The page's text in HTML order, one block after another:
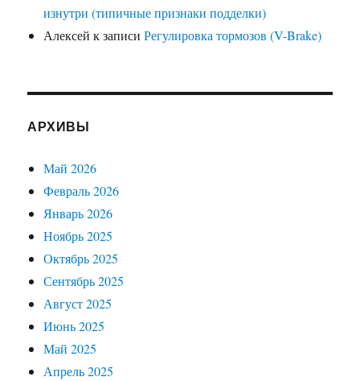
изнутри (типичные признаки подделки)
Алексей к записиРегулировка тормозов (V-Brake)
АРХИВЫ
Май 2026
Февраль 2026
Январь 2026
Ноябрь 2025
Октябрь 2025
Сентябрь 2025
Август 2025
Июнь 2025
Май 2025
Апрель 2025